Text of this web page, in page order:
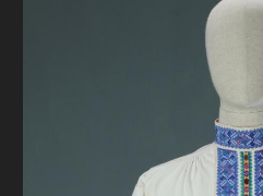
ОНЛАЙН-КРАМНИЦЯ